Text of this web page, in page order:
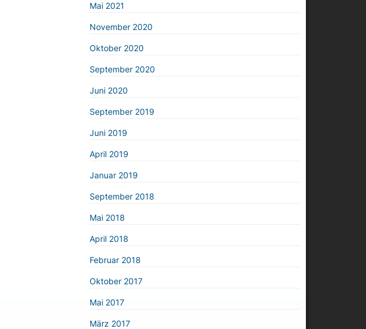
Mai 2021
November 2020
Oktober 2020
September 2020
Juni 2020
September 2019
Juni 2019
April 2019
Januar 2019
September 2018
Mai 2018
April 2018
Februar 2018
Oktober 2017
Mai 2017
März 2017